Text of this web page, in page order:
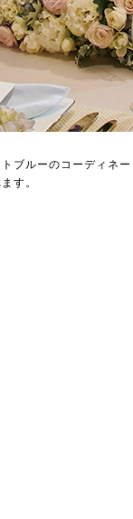
ブルーのコーディネ
す。